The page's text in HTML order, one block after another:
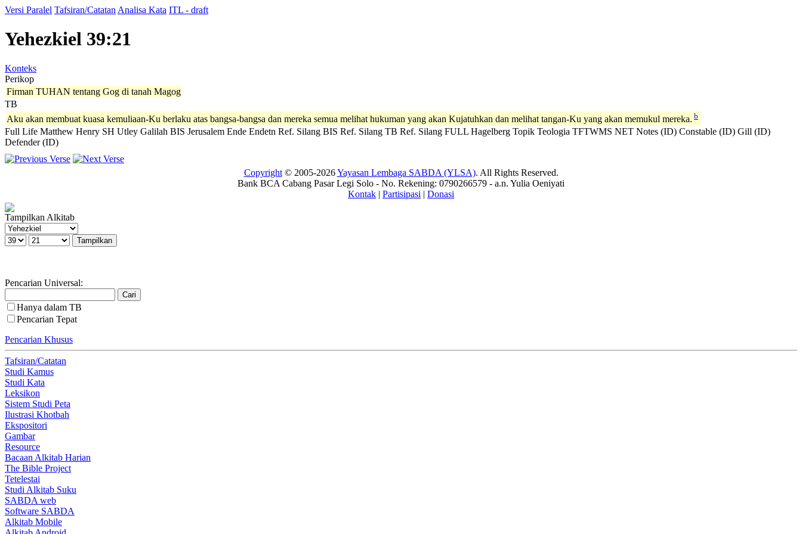
Versi Paralel Tafsiran/Catatan Analisa Kata ITL - draft
Yehezkiel 39:21
Konteks
Perikop
Firman TUHAN tentang Gog di tanah Magog
TB
Aku akan membuat kuasa kemuliaan-Ku berlaku atas bangsa-bangsa dan mereka semua melihat hukuman yang akan Kujatuhkan dan melihat tangan-Ku yang akan memukul mereka. b
Full Life Matthew Henry SH Utley Galilah BIS Jerusalem Ende Endetn Ref. Silang BIS Ref. Silang TB Ref. Silang FULL Hagelberg Topik Teologia TFTWMS NET Notes (ID) Constable (ID) Gill (ID)
Defender (ID)
Copyright© 2005-2026Yayasan Lembaga SABDA (YLSA). All Rights Reserved.
Bank BCA Cabang Pasar Legi Solo - No. Rekening: 0790266579 - a.n. Yulia Oeniyati
Kontak | Partisipasi | Donasi
Tampilkan Alkitab
Pencarian Universal:
Hanya dalam TB
Pencarian Tepat
Pencarian Khusus
Tafsiran/Catatan
Studi Kamus
Studi Kata
Leksikon
Sistem Studi Peta
Ilustrasi Khotbah
Ekspositori
Gambar
Resource
Bacaan Alkitab Harian
The Bible Project
Tetelestai
Studi Alkitab Suku
SABDA web
Software SABDA
Alkitab Mobile